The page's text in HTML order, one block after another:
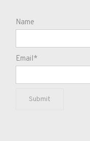
Name
Email*